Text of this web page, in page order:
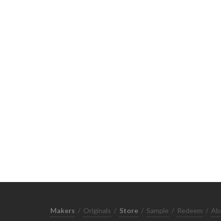
Makers / Originals / Store / Sample / Redeem /